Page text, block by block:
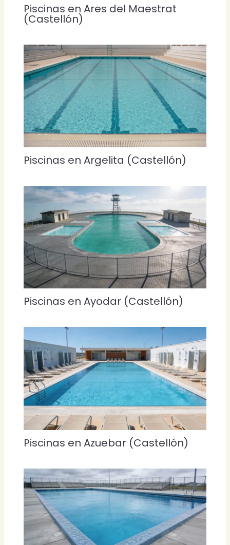
Piscinas en Ares del Maestrat
(Castellón)
Piscinas en Argelita (Castellón)
Piscinas en Ayodar (Castellón)
Piscinas en Azuebar (Castellón)